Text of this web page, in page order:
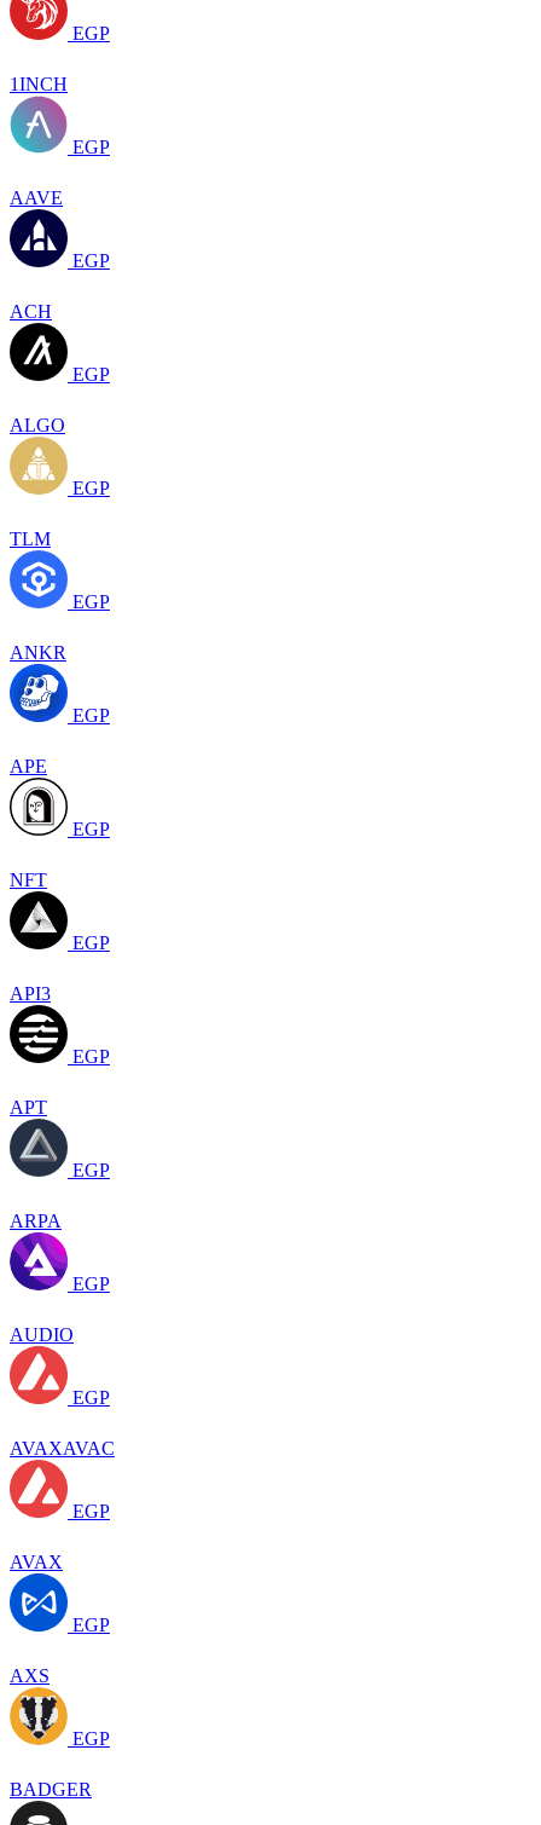
EGP
1INCH
EGP
AAVE
EGP
ACH
EGP
ALGO
EGP
TLM
EGP
ANKR
EGP
APE
EGP
NFT
EGP
API3
EGP
APT
EGP
ARPA
EGP
AUDIO
EGP
AVAXAVAC
EGP
AVAX
EGP
AXS
EGP
BADGER